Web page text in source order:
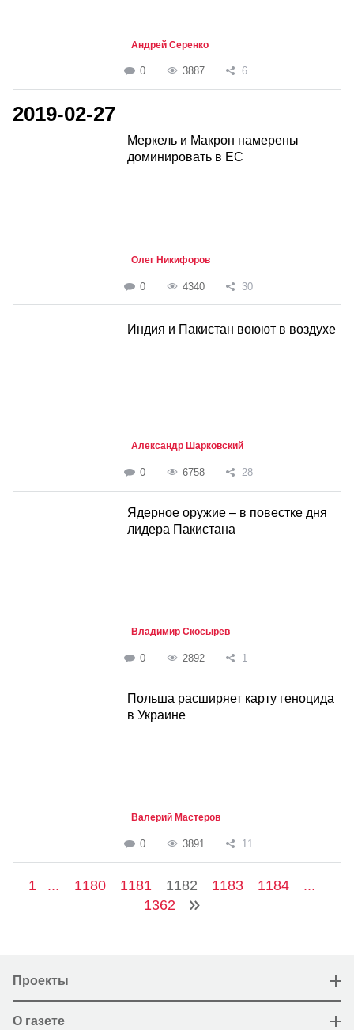
Андрей Серенко
0 3887 6
2019-02-27
Меркель и Макрон намерены
доминировать в ЕС
Олег Никифоров
0 4340 30
Индия и Пакистан воюют в воздухе
Александр Шарковский
0 6758 28
Ядерное оружие – в повестке дня
лидера Пакистана
Владимир Скосырев
0 2892 1
Польша расширяет карту геноцида
в Украине
Валерий Мастеров
0 3891 11
1 ... 1180 1181 1182 1183 1184
...
1362
Проекты
О газете